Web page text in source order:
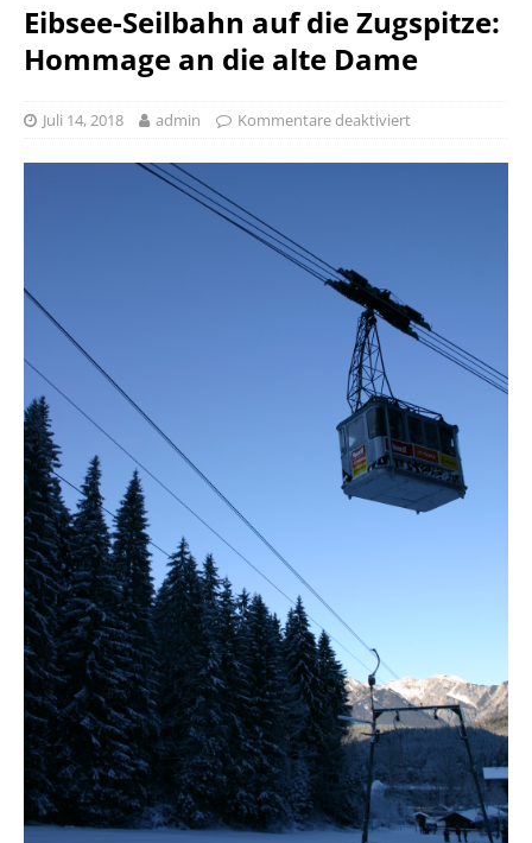
Eibsee-Seilbahn auf die Zugspitze:
Hommage an die alte Dame
Juli 14, 2018 admin Kommentare deaktiviert